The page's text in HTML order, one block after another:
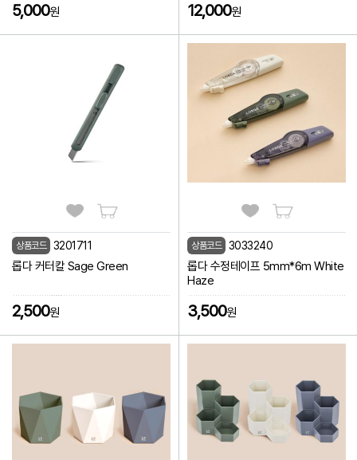
5,000원 12,000원
상품코드 3201711
롭다 커터칼 Sage Green
2,500원
상품코드 3033240
롭다 수정테이프 5mm*6m White
Haze
3,500원